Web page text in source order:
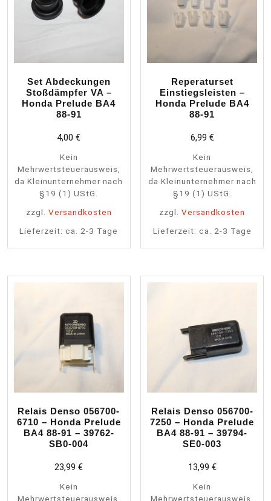
Set Abdeckungen
Stoßdämpfer VA –
Honda Prelude BA4
88-91
4,00€
Kein
Mehrwertsteuerausweis,
da Kleinunternehmer nach
§19 (1) UStG.
zzgl. Versandkosten
Lieferzeit:ca. 2-3 Tage
Reperaturset
Einstiegsleisten –
Honda Prelude BA4
88-91
6,99 €
Kein
Mehrwertsteuerausweis,
da Kleinunternehmer nach
§19 (1) UStG.
zzgl.Versandkosten
Lieferzeit: ca. 2-3 Tage
Relais Denso 056700-
6710 – Honda Prelude
BA4 88-91 – 39762-
SB0-004
23,99€
Kein
Mehrwertsteuerausweis,
Relais Denso 056700-
7250 – Honda Prelude
BA4 88-91 – 39794-
SE0-003
13,99 €
Kein
Mehrwertsteuerausweis,